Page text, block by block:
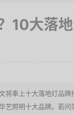
10大落
将奉上十大落地灯品
艺照明十大品牌。若